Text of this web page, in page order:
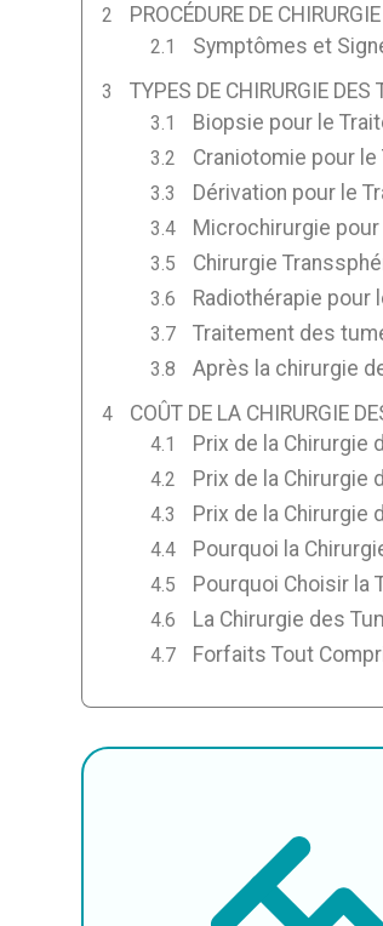
PROCÉDURE DE
Symptômes et
TYPES DE CHIRURGIE DES
Biopsie pour le
Craniotomie pour
Dérivation pour le
Microchirurgie
Chirurgie
Radiothérapie pour
Traitement des
Après la chirurgie
COÛT DE LA CHIRURGIE
Prix de la Chirurgie
Prix de la Chirurgie
Prix de la Chirurgie
Pourquoi la
Pourquoi Choisir la
La Chirurgie des
Forfaits Tout